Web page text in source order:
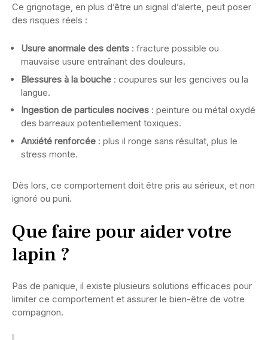
Ce grignotage, en plus d’être un signal d’alerte, peut poser
des risques réels :
Usure anormale des dents : fracture possible ou
mauvaise usure entraînant des douleurs.
Blessures à la bouche : coupures sur les gencives ou la
langue.
Ingestion de particules nocives : peinture ou métal oxydé
des barreaux potentiellement toxiques.
Anxiété renforcée : plus il ronge sans résultat, plus le
stress monte.
Dès lors, ce comportement doit être pris au sérieux, et non
ignoré ou puni.
Que faire pour aider votre
lapin ?
Pas de panique, il existe plusieurs solutions efficaces pour
limiter ce comportement et assurer le bien-être de votre
compagnon.